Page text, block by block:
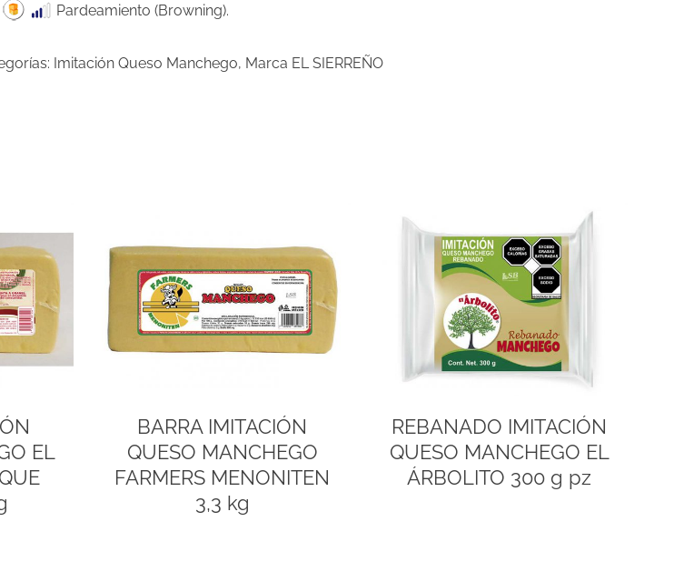
Pardeamiento (Browning).
Imitación Queso Manchego, Marca EL SIERREÑO
EL
BARRA IMITACIÓN
QUESO MANCHEGO
FARMERS MENONITEN
3,3 kg
REBANADO IMITACIÓN
QUESO MANCHEGO EL
ÁRBOLITO 300 g pz